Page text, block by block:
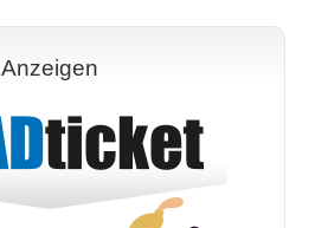
Anzeigen